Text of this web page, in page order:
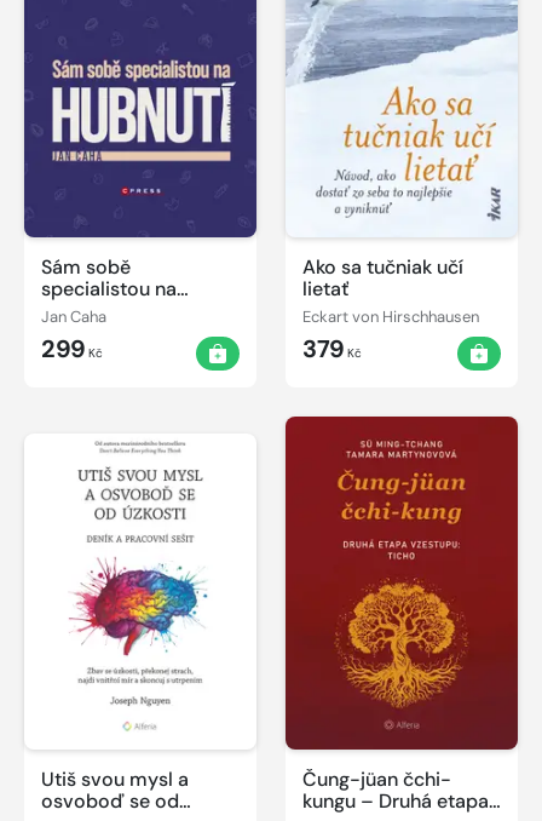
Sám sobě
specialistou na
hubnutí
Jan Caha
299 Kč
Ako sa tučniak učí
lietať
Eckart von Hirschhausen
379 Kč
Utiš svou mysl a
osvoboď se od
Čung-jüan čchi-
kungu – Druhá etapa